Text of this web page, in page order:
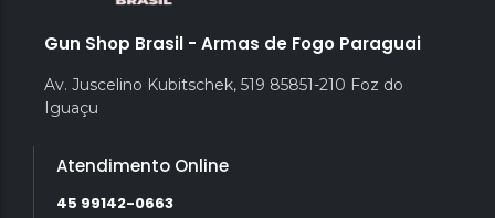
Gun Shop Brasil - Armas de Fogo Paraguai
Av. Juscelino Kubitschek, 519 85851-210 Foz do
Iguaçu
Atendimento Online
45 99142-0663